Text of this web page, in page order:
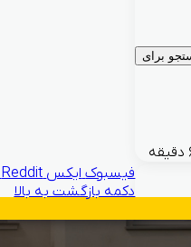
برای
فیسبوک ایکس Reddit
دکمه بازگشت به بالا